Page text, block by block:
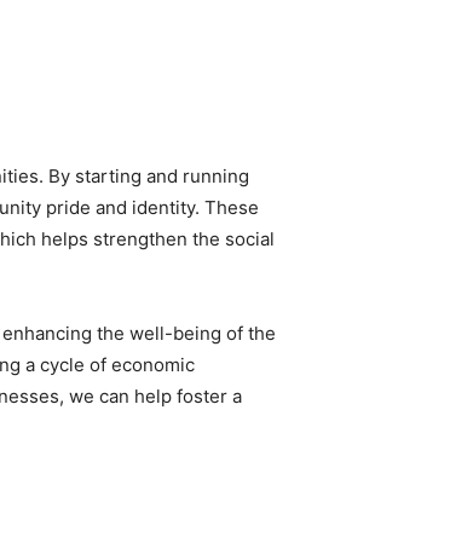
By starting and running
pride and identity.​ These
helps strengthen⁤ the social‌
the well-being of⁣ the
a cycle‌ of economic
⁤we can help foster a‍